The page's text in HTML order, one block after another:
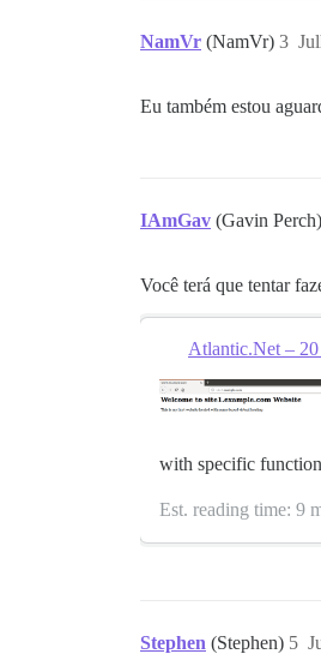
NamVr (NamVr) 3
Eu também estou
IAmGav (Gavin Perch)
Você terá que tentar
Atlantic.Net – 20
with specific
Est. reading time: 9
Stephen (Stephen) 5